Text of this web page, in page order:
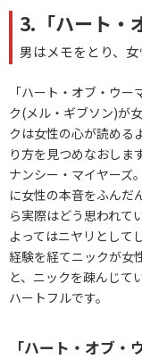
3.「ハート・
男はメモをとり、
「ハート・オブ・ウ
ク(メル・ギブソン)が
クは女性の心が読める
り方を見つめなおしま
ナンシー・マイヤーズ
に女性の本音をふんだ
ら実際はどう思われて
よってはニヤリとして
経験を経てニックが女
と、ニックを疎んじて
ハートフルです。
「ハート・オブ・